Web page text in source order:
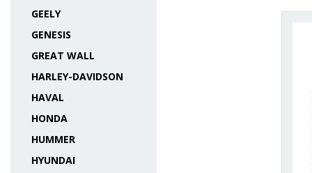
GEELY
GENESIS
GREAT WALL
HARLEY-DAVIDSON
HAVAL
HONDA
HUMMER
HYUNDAI